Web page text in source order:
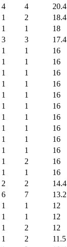
4 4
20.4
1 2
18.4
1 1
18
3 3
17.4
1 1
16
1 1
16
1 1
16
1 1
16
1 1
16
1 1
16
1 1
16
1 1
16
1 1
16
1 1
16
1 2
16
1 1
16
2 2
14.4
6 7
13.2
1 1
12
1 1
12
1 2
12
1 2
11.5